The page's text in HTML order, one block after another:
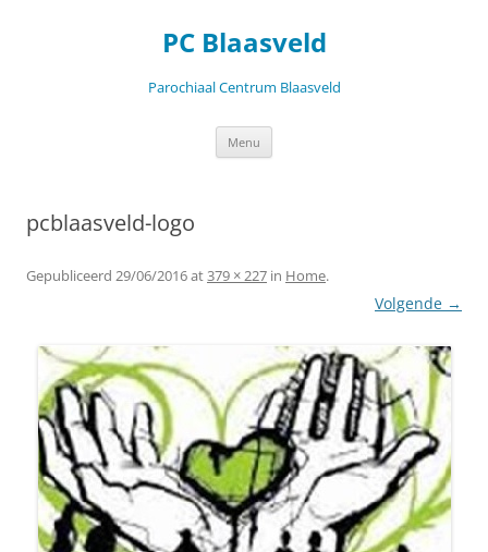
PC Blaasveld
Parochiaal Centrum Blaasveld
Menu
pcblaasveld-logo
Gepubliceerd 29/06/2016at379 × 227 in Home.
Volgende →